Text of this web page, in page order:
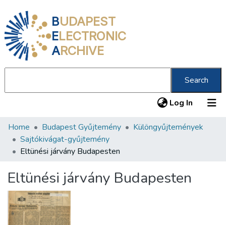
BUDAPEST
ELECTRONIC
ARCHIVE
Search
Log In (current)
Communities & Collections
All of DSpace
About us
Home Budapest Gyűjtemény
Különgyűjtemények
Sajtókivágat-gyűjtemény
Eltünési járvány Budapesten
Eltünési járvány Budapesten